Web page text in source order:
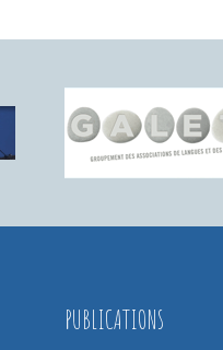
PUBLICATIONS